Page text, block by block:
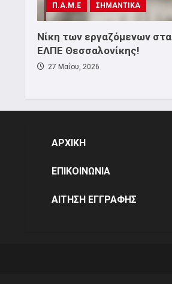
Π.Α.Μ.Ε
ΣΗΜΑΝΤΙΚΑ
Νίκη των εργαζόμενων στα
ΕΛΠΕ Θεσσαλονίκης!
27 Μαΐου, 2026
ΑΡΧΙΚΗ
ΕΠΙΚΟΙΝΩΝΙΑ
ΑΙΤΗΣΗ ΕΓΓΡΑΦΗΣ